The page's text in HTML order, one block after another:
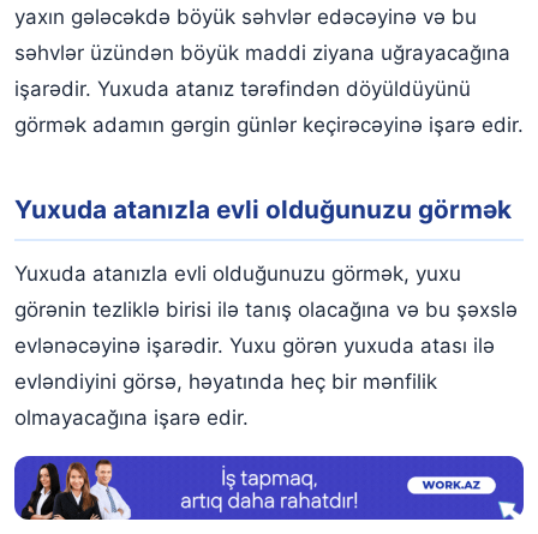
yaxın gələcəkdə böyük səhvlər edəcəyinə və bu
səhvlər üzündən böyük maddi ziyana uğrayacağına
işarədir. Yuxuda atanız tərəfindən döyüldüyünü
görmək adamın gərgin günlər keçirəcəyinə işarə edir.
Yuxuda atanızla evli olduğunuzu görmək
Yuxuda atanızla evli olduğunuzu görmək, yuxu
görənin tezliklə birisi ilə tanış olacağına və bu şəxslə
evlənəcəyinə işarədir. Yuxu görən yuxuda atası ilə
evləndiyini görsə, həyatında heç bir mənfilik
olmayacağına işarə edir.